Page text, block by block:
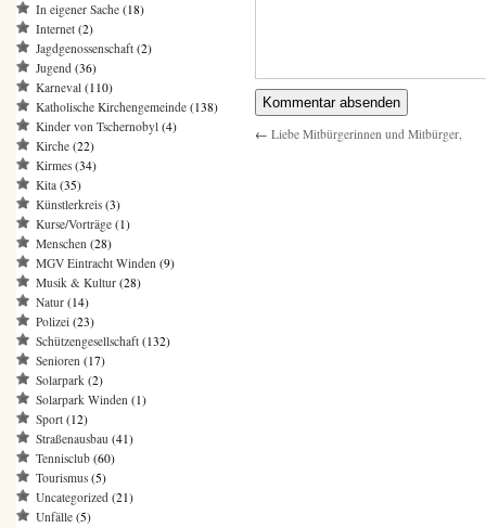
← Liebe Mitbürgerinnen und Mitbürger,
In eigener Sache (18)
Internet (2)
Jagdgenossenschaft (2)
Jugend (36)
Karneval (110)
Katholische Kirchengemeinde (138)
Kinder von Tschernobyl (4)
Kirche (22)
Kirmes (34)
Kita (35)
Künstlerkreis (3)
Kurse/Vorträge (1)
Menschen (28)
MGV Eintracht Winden (9)
Musik & Kultur (28)
Natur (14)
Polizei (23)
Schützengesellschaft (132)
Senioren (17)
Solarpark (2)
Solarpark Winden (1)
Sport (12)
Straßenausbau (41)
Tennisclub (60)
Tourismus (5)
Uncategorized (21)
Unfälle (5)